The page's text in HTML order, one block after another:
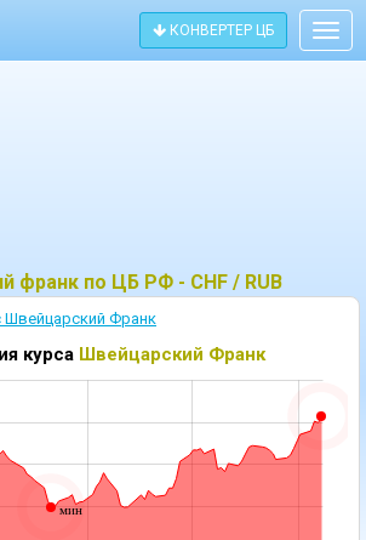
КОНВЕРТЕР ЦБ
франк по ЦБ РФ - CHF / RUB
Швейцарский Франк
курса Швейцарский Франк
мин